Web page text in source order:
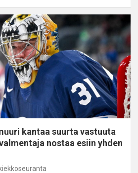
kantaa suurta vastuuta
nostaa esiin yhden